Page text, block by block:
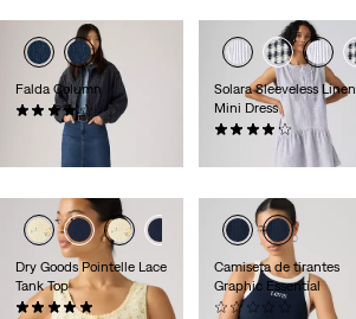
Falda Column
(18)
89,00 €
Solara Sleeveless Linen
Mini Dress
(4)
Dry Goods Pointelle Lace
Tank Top
Camiseta de tirantes
Graphic Essential
(0)